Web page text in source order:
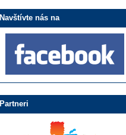
Navštívte nás na
Partneri